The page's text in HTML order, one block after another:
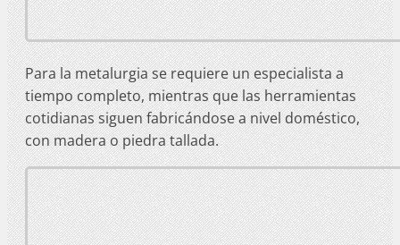
Para la metalurgia se requiere un especialista a
tiempo completo, mientras que las herramientas
cotidianas siguen fabricándose a nivel doméstico,
con madera o piedra tallada.